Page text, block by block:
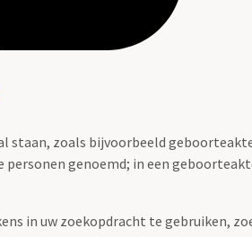
staan, zoals bijvoorbeeld
genoemd; in een
in uw zoekopdracht te gebruiken,